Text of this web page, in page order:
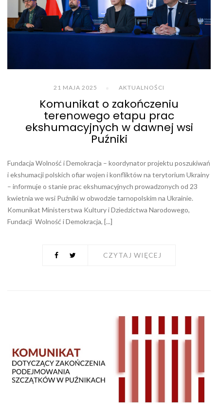
21 MAJA 2025 AKTUALNOŚCI
Komunikat o zakończeniu
terenowego etapu prac
ekshumacyjnych w dawnej wsi
Puźniki
Fundacja Wolność i Demokracja – koordynator projektu poszukiwań
i ekshumacji polskich ofiar wojen i konfliktów na terytorium Ukrainy
– informuje o stanie prac ekshumacyjnych prowadzonych od 23
kwietnia we wsi Puźniki w obwodzie tarnopolskim na Ukrainie.
Komunikat Ministerstwa Kultury i Dziedzictwa Narodowego,
Fundacji Wolność i Demokracja, [...]
CZYTAJ WIĘCEJ